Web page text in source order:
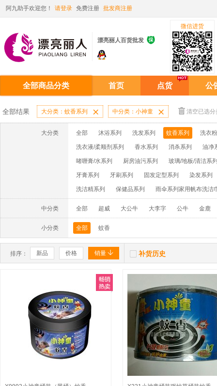
阿九助手欢迎您！ 请登录 免费注册 批发商注册
漂亮丽人百货批发 
微信进货
全部商品分类 首页 点货 公
全部结果 大分类：蚊香系列  中分类：小神童  清空已选分
大分类 全部 沐浴系列 洗发系列 蚊香系列 洗衣
洗衣液/柔顺剂系列 香水系列 消杀系列 油净
啫喱膏/水系列 厨房油污系列 玻璃/地板/清洁系
牙膏系列 牙刷系列 固发定型系列 染发系列
洗洁精系列 保健品系列 雨伞系列家用帆布洗洁
中分类 全部 超威 大公牛 大李字 公牛 金鹿
小分类 全部 蚊香
排序： 新品 价格 销量   补货历史